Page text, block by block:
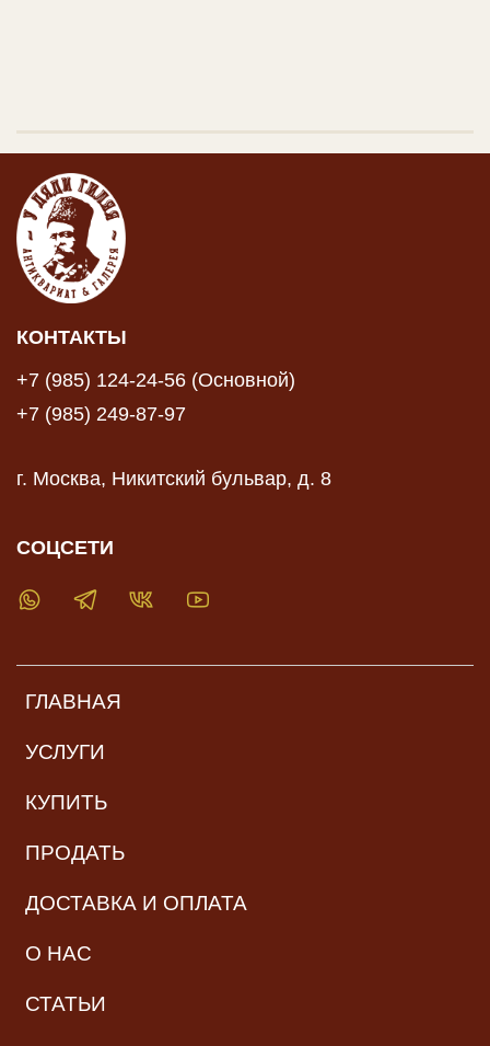
ГЛАВНАЯ
УСЛУГИ
КУПИТЬ
ПРОДАТЬ
ДОСТАВКА И ОПЛАТА
О НАС
СТАТЬИ
КОНТАКТЫ
+7 (985) 124-24-56 (Основной)
+7 (985) 249-87-97
г. Москва, Никитский бульвар, д. 8
СОЦСЕТИ